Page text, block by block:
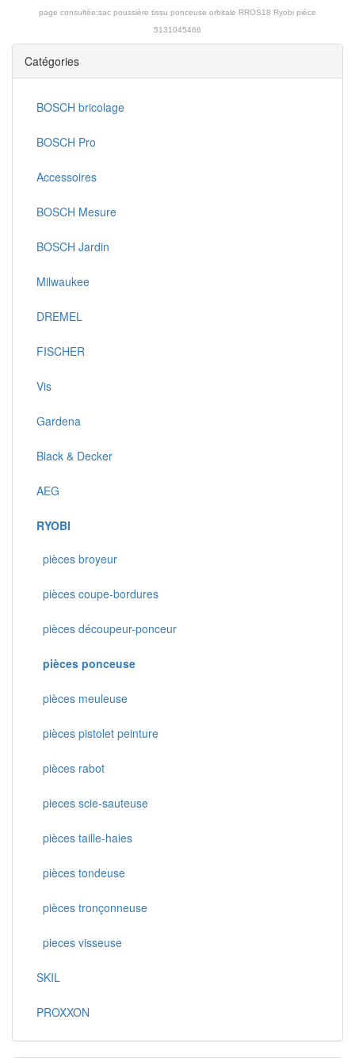
page consultée:sac poussière tissu ponceuse orbitale RROS18 Ryobi pièce
5131045466
Catégories
BOSCH bricolage
BOSCH Pro
Accessoires
BOSCH Mesure
BOSCH Jardin
Milwaukee
DREMEL
FISCHER
Vis
Gardena
Black & Decker
AEG
RYOBI
pièces broyeur
pièces coupe-bordures
pièces découpeur-ponceur
pièces ponceuse
pièces meuleuse
pièces pistolet peinture
pièces rabot
pieces scie-sauteuse
pièces taille-haies
pièces tondeuse
pièces tronçonneuse
pieces visseuse
SKIL
PROXXON